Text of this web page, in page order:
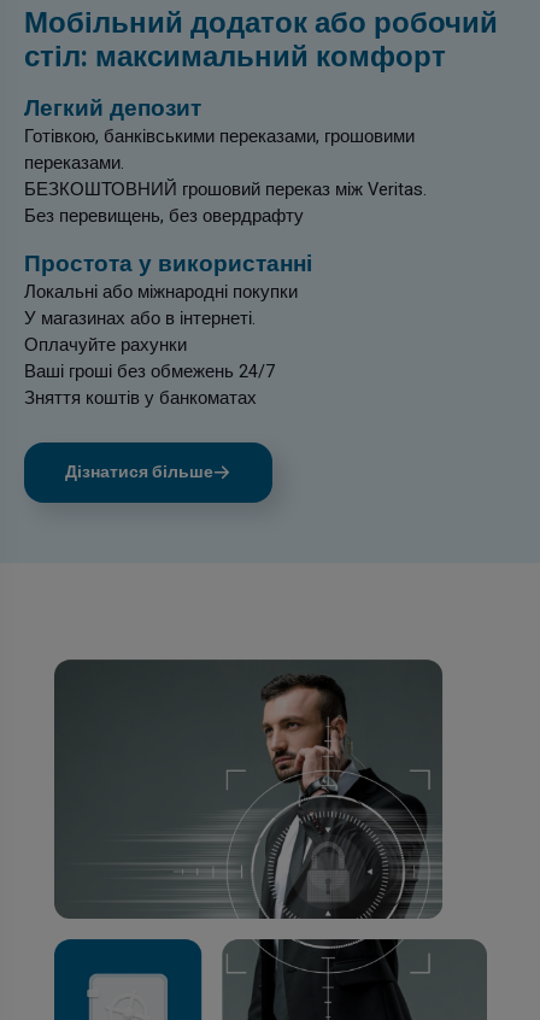
Мобільний додаток або робочий
стіл: максимальний комфорт
Легкий депозит
Готівкою, банківськими переказами, грошовими
переказами.
БЕЗКОШТОВНИЙ грошовий переказ між Veritas.
Без перевищень, без овердрафту
Простота у використанні
Локальні або міжнародні покупки
У магазинах або в інтернеті.
Оплачуйте рахунки
Ваші гроші без обмежень 24/7
Зняття коштів у банкоматах
Дізнатися більше